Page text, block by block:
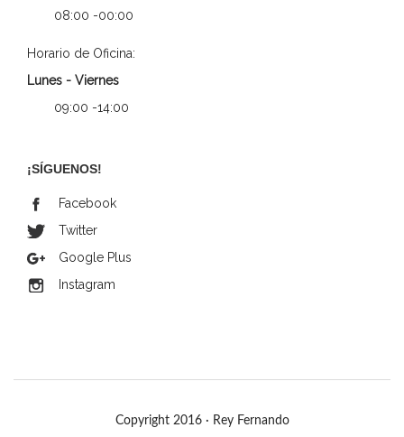
08:00 -00:00
Horario de Oficina:
Lunes - Viernes
09:00 -14:00
¡SÍGUENOS!
Facebook
Twitter
Google Plus
Instagram
Copyright 2016 · Rey Fernando